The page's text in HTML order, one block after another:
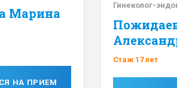
Марина
НА ПРИЕМ
Гинеколог-
Стаж 17 лет